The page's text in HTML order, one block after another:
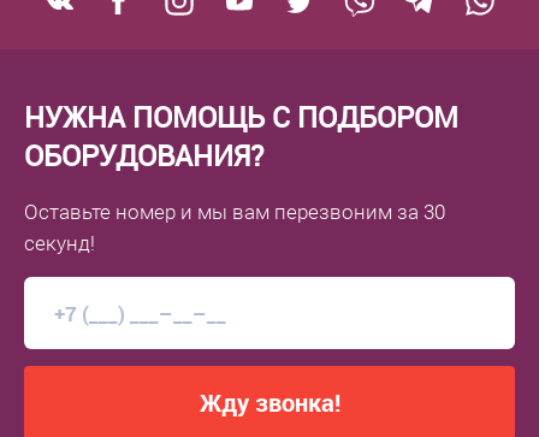
НУЖНА ПОМОЩЬ С ПОДБОРОМ
ОБОРУДОВАНИЯ?
Оставьте номер и мы вам перезвоним за 30
секунд!
Жду звонка!